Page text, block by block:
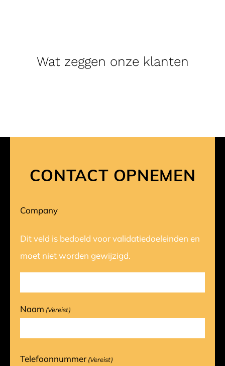
Wat zeggen onze klanten
CONTACT OPNEMEN
Company
Dit veld is bedoeld voor validatiedoeleinden en
moet niet worden gewijzigd.
Naam (Vereist)
Telefoonnummer (Vereist)